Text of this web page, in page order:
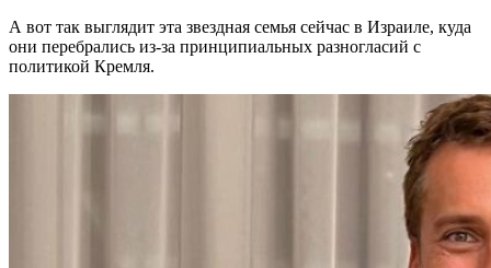
А вот так выглядит эта звездная семья сейчас в Израиле, куда
они перебрались из-за принципиальных разногласий с
политикой Кремля.